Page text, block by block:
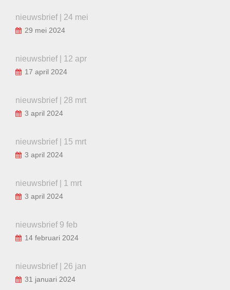
nieuwsbrief | 24 mei
29 mei 2024
nieuwsbrief | 12 apr
17 april 2024
nieuwsbrief | 28 mrt
3 april 2024
nieuwsbrief | 15 mrt
3 april 2024
nieuwsbrief | 1 mrt
3 april 2024
nieuwsbrief 9 feb
14 februari 2024
nieuwsbrief | 26 jan
31 januari 2024